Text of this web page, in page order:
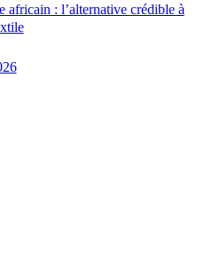
africain : l’alternative crédible à